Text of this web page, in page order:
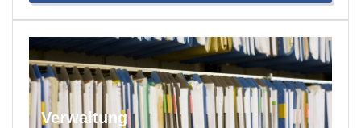
Verwaltung